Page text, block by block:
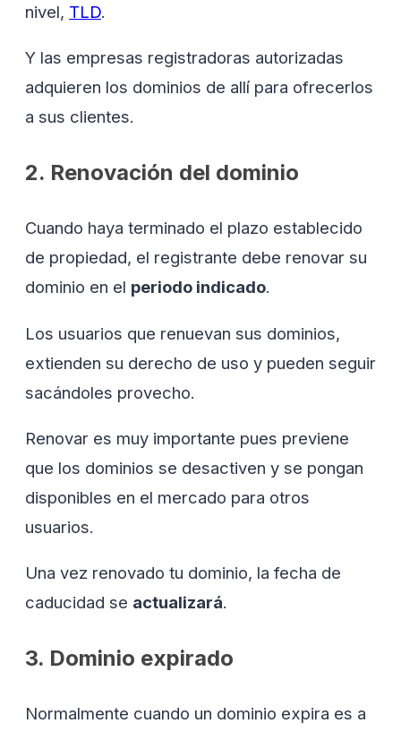
nivel, TLD.
Y las empresas registradoras autorizadas
adquieren los dominios de allí para ofrecerlos
a sus clientes.
2. Renovación del dominio
Cuando haya terminado el plazo establecido
de propiedad, el registrante debe renovar su
dominio en el periodo indicado.
Los usuarios que renuevan sus dominios,
extienden su derecho de uso y pueden seguir
sacándoles provecho.
Renovar es muy importante pues previene
que los dominios se desactiven y se pongan
disponibles en el mercado para otros
usuarios.
Una vez renovado tu dominio, la fecha de
caducidad se actualizará.
3. Dominio expirado
Normalmente cuando un dominio expira es a